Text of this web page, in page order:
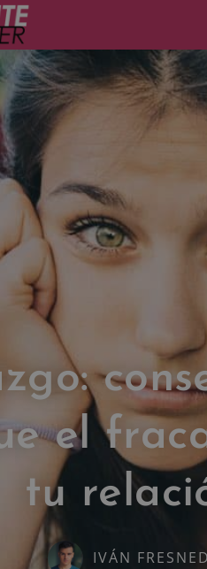
el
tu
IVÁN